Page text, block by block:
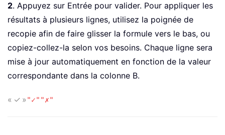
2. Appuyez sur Entrée pour valider. Pour appliquer les
résultats à plusieurs lignes, utilisez la poignée de
recopie afin de faire glisser la formule vers le bas, ou
copiez-collez-la selon vos besoins. Chaque ligne sera
mise à jour automatiquement en fonction de la valeur
correspondante dans la colonne B.
« ✓ »"✓" "✗"